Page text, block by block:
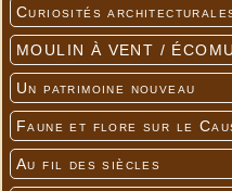
Curiosités
MOULIN À VENT /
Un patrimoine nouveau
Faune et flore sur le
Au fil des siècles